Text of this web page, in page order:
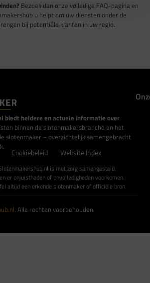
Bezoek dan onze volledige FAQ-pagina en
u helpt om uw diensten onder de
bij potentiële klanten in uw regio.
biedt heldere en actuele informatie over
binnen de slotenmakersbranche en het
slotenmaker – overzichtelijk samengebracht
Cookiebeleid Website Index
is met zorg samengesteld.
er onjuistheden of onvolledigheden voorkomen.
altijd een erkende slotenmaker of officiële bron.
. Alle rechten voorbehouden.